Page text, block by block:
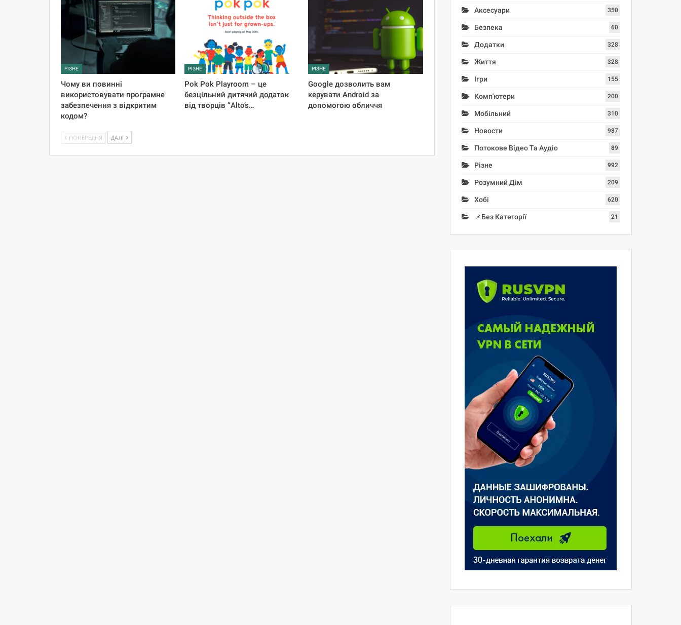
РІЗНЕ
Чому ви повинні
використовувати програмне
забезпечення з відкритим
кодом?
РІЗНЕ
Pok Pok Playroom – це
безцільний дитячий додаток
від творців “Alto’s…
РІЗНЕ
Google дозволить вам
керувати Android за
допомогою обличчя
ПОПЕРЕДНЯ ДАЛІ
Аксесуари 350
Безпека 60
Додатки 328
Життя 328
Ігри 155
Комп'ютери 200
Мобільний 310
Новости 987
Потокове Відео Та Аудіо 89
Різне 992
Розумний Дім 209
Хобі 620
📌Без Категорії 21